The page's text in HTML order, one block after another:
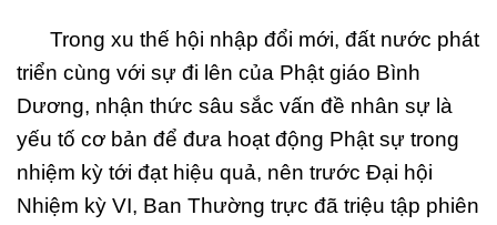
Trong xu thế hội nhập đổi mới, đất nước phát
triển cùng với sự đi lên của Phật giáo Bình
Dương, nhận thức sâu sắc vấn đề nhân sự là
yếu tố cơ bản để đưa hoạt động Phật sự trong
nhiệm kỳ tới đạt hiệu quả, nên trước Đại hội
Nhiệm kỳ VI, Ban Thường trực đã triệu tập phiên